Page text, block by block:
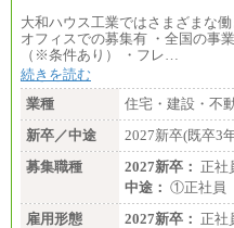
大和ハウス工業ではさまざまな
オフィスでの募集有 ・全国の事
（※条件あり） ・フレ…
続きを読む
業種
住宅・建設・不
新卒／中途
2027新卒(既卒3
募集職種
2027新卒： 正社
中途： ①正社員
雇用形態
2027新卒： 正社